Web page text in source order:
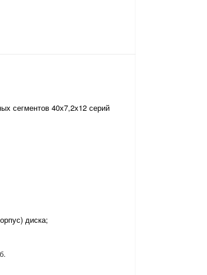
сегментов 40х7,2х12 серий
диска;